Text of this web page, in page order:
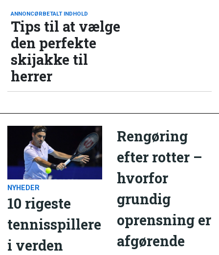
ANNONCØRBETALT INDHOLD
Tips til at vælge
den perfekte
skijakke til
herrer
NYHEDER
10 rigeste
tennisspillere
i verden
Rengøring
efter rotter –
hvorfor
grundig
oprensning er
afgørende